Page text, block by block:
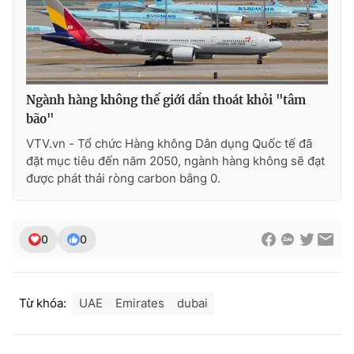
THỜI BÁO VTV
Theo dõi báo trên
Giấy phép hoạt động báo in và báo điện tử số 483/GP-BTTTT
Phó Tổng Biên tập:
Nguyễn Thị Mỹ Hạnh, Phạm Quốc Thắng,
Ngành hàng không thế giới dần thoát khỏi "tâm
bão"
VTV.vn - Tổ chức Hàng không Dân dụng Quốc tế đã
đặt mục tiêu đến năm 2050, ngành hàng không sẽ đạt
được phát thải ròng carbon bằng 0.
0 0
Từ khóa: UAE Emirates dubai